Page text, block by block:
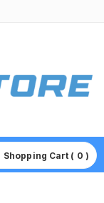
Shopping Cart ( 0 )